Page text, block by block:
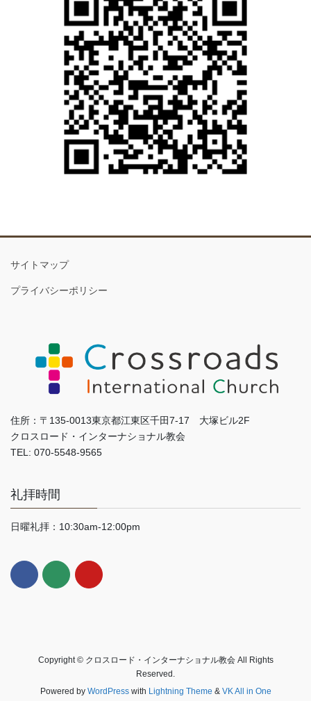
サイトマップ
プライバシーポリシー
住所：〒135-0013東京都江東区千田7-17 大塚ビル2F
クロスロード・インターナショナル教会
TEL: 070-5548-9565
礼拝時間
日曜礼拝：10:30am-12:00pm
Copyright © クロスロード・インターナショナル教会 All Rights
Reserved.
Powered by WordPresswith Lightning Theme & VK All in One